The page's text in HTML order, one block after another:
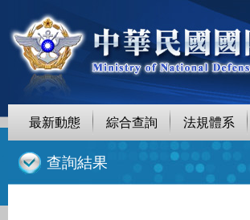
最新動態 綜合查詢 法規體系
查詢結果